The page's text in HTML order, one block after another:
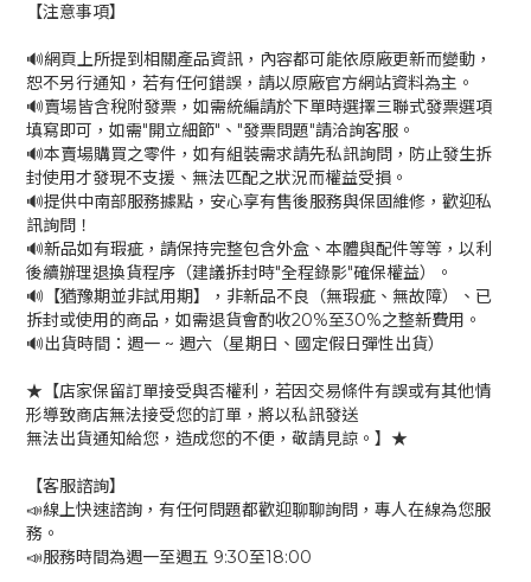
【注意事項】
🔊網頁上所提到相關產品資訊，內容都可能依原廠更新而變動，
恕不另行通知，若有任何錯誤，請以原廠官方網站資料為主。
🔊賣場皆含稅附發票，如需統編請於下單時選擇三聯式發票選項
填寫即可，如需"開立細節"、"發票問題"請洽詢客服。
🔊本賣場購買之零件，如有組裝需求請先私訊詢問，防止發生拆
封使用才發現不支援、無法匹配之狀況而權益受損。
🔊提供中南部服務據點，安心享有售後服務與保固維修，歡迎私
訊詢問！
🔊新品如有瑕疵，請保持完整包含外盒、本體與配件等等，以利
後續辦理退換貨程序（建議拆封時"全程錄影"確保權益）。
🔊【猶豫期並非試用期】，非新品不良（無瑕疵、無故障）、已
拆封或使用的商品，如需退貨會酌收20%至30%之整新費用。
🔊出貨時間：週一 ~ 週六（星期日、國定假日彈性出貨）
★【店家保留訂單接受與否權利，若因交易條件有誤或有其他情
形導致商店無法接受您的訂單，將以私訊發送
無法出貨通知給您，造成您的不便，敬請見諒。】★
【客服諮詢】
📣線上快速諮詢，有任何問題都歡迎聊聊詢問，專人在線為您服
務。
📣服務時間為週一至週五 9:30至18:00